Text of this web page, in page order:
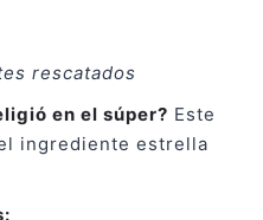
rescatados
en el súper? Este
ingrediente estrella